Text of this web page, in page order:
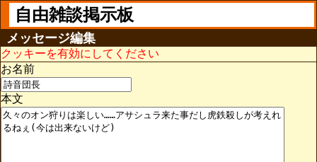
自由雑談掲示板
メッセージ編集
クッキーを有効にしてください
お名前
本文